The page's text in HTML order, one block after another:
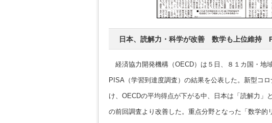
日本、読解力・科学が改善 数学も上位維持
経済協力開発機構（OECD）は５日、８１カ国・地
PISA（学習到達度調査）の結果を公表した。新型コ
け、OECDの平均得点が下がる中、日本は「読解力」
の前回調査より改善した。重点分野となった「数学的